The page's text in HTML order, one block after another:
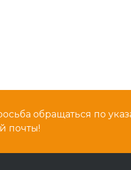
обращаться по
почты!